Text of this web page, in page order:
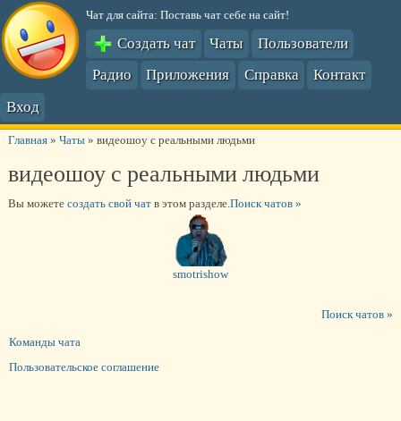
Чат для сайта: Поставь чат себе на сайт!
Создать чат Чаты
Пользователи
Радио
Приложения Справка
Контакт
Вход
Главная» Чаты» видеошоу с реальными людьми
видеошоу с реальными людьми
Вы можете создать свой чатв этом разделе.Поиск чатов »
smotrishow
Поиск чатов »
Команды чата
Пользовательское соглашение